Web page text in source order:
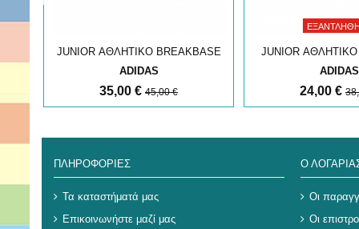
JUNIOR ΑΘΛΗΤΙΚΟ BREAKBASE
ADIDAS
35,00 € 45,00 €
JUNIOR ΑΘΛΗΤΙΚΟ
ADIDAS
24,00 €
ΠΛΗΡΟΦΟΡΊΕΣ
Τα καταστήματά μας
Επικοινωνήστε μαζί μας
Ο
Οι
Οι